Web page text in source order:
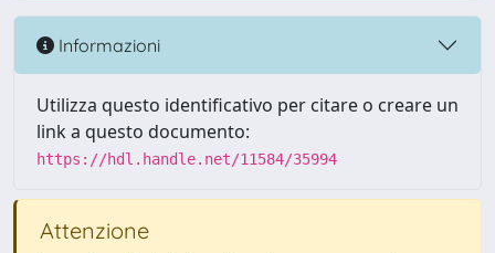
Informazioni
Utilizza questo identificativo per citare o creare un
link a questo documento:
https://hdl.handle.net/11584/35994
Attenzione